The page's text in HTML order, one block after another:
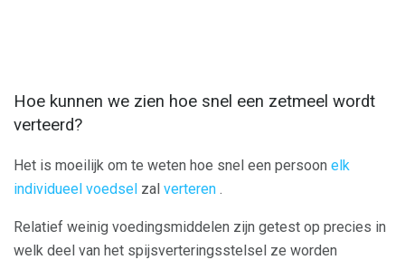
Hoe kunnen we zien hoe snel een zetmeel wordt
verteerd?
Het is moeilijk om te weten hoe snel een persoon elk
individueel voedsel zal verteren .
Relatief weinig voedingsmiddelen zijn getest op precies in
welk deel van het spijsverteringsstelsel ze worden